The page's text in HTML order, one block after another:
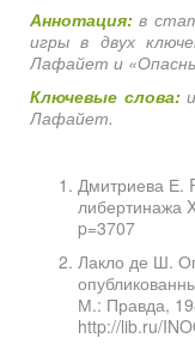
Аннотация:в
игры в двух
Лафайет и
Ключевые слова:
Лафайет.
Дмитриева Е.
либертинажа
p=3707
Лакло де Ш.
М.: Правда,
http://lib.ru/